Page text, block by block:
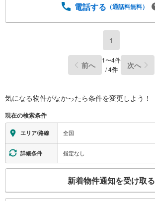
電話する （通話料無料）
1
前へ 1〜4件
/4件 次へ
気になる物件がなかったら条件を変更しよう！
現在の検索条件
エリア/路線 全国
詳細条件 指定なし
検
新着物件通知を受け取る